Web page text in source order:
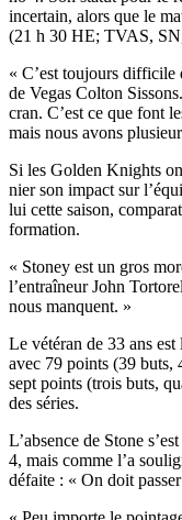
incertain, alors que le
(21 h 30 HE; TVAS,
« C’est toujours difficile
de Vegas Colton
cran. C’est ce que font
mais nous avons
Si les Golden Knights
nier son impact sur
lui cette saison,
formation.
« Stoney est un gros
l’entraîneur John
nous manquent. »
Le vétéran de 33 ans est
avec 79 points (39 buts,
sept points (trois buts,
des séries.
L’absence de Stone
4, mais comme l’a
défaite : « On doit